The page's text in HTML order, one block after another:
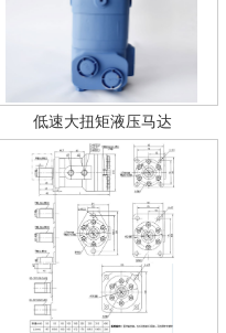
联系我们
低速大扭矩液压马达